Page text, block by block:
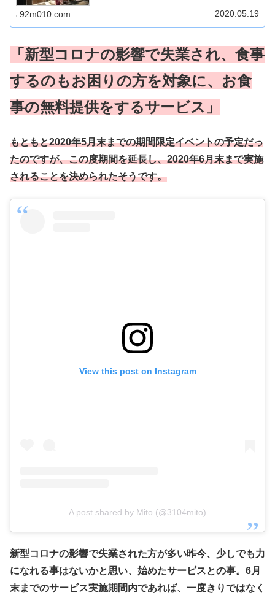
92m010.com 2020.05.19
「新型コロナの影響で失業され、食事
するのもお困りの方を対象に、お食
事の無料提供をするサービス」
もともと2020年5月末までの期間限定イベントの予定だっ
たのですが、この度期間を延長し、2020年6月末まで実施
されることを決められたそうです。
View this post on Instagram
A post shared by Mito (@3104mito)
新型コロナの影響で失業された方が多い昨今、少しでも力
になれる事はないかと思い、始めたサービスとの事。6月
末までのサービス実施期間内であれば、一度きりではなく